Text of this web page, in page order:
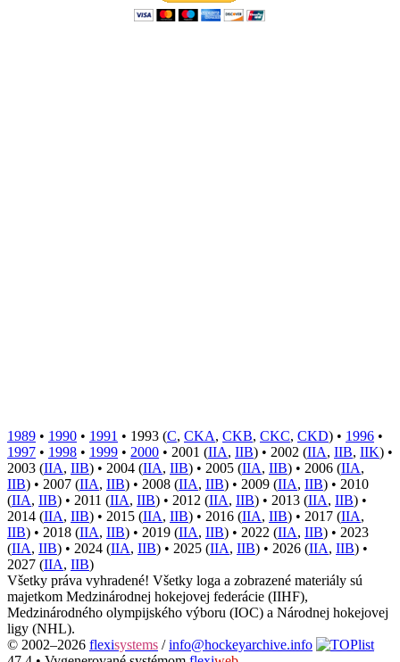
1989 • 1990 • 1991 • 1993 (C, CKA, CKB, CKC, CKD) • 1996 •
1997 • 1998 • 1999 • 2000 • 2001 (IIA, IIB) • 2002 (IIA, IIB, IIK) •
2003 (IIA, IIB) • 2004 (IIA, IIB) • 2005 (IIA, IIB) • 2006 (IIA,
IIB) • 2007 (IIA, IIB) • 2008 (IIA, IIB) • 2009 (IIA, IIB) • 2010
(IIA, IIB) • 2011 (IIA, IIB) • 2012 (IIA, IIB) • 2013 (IIA, IIB) •
2014 (IIA, IIB) • 2015 (IIA, IIB) • 2016 (IIA, IIB) • 2017 (IIA,
IIB) • 2018 (IIA, IIB) • 2019 (IIA, IIB) • 2022 (IIA, IIB) • 2023
(IIA, IIB) • 2024 (IIA, IIB) • 2025 (IIA, IIB) • 2026 (IIA, IIB) •
2027 (IIA, IIB)
Všetky práva vyhradené! Všetky loga a zobrazené materiály sú
majetkom Medzinárodnej hokejovej federácie (IIHF),
Medzinárodného olympijského výboru (IOC) a Národnej hokejovej
ligy (NHL).
© 2002–2026 flexisystems /info@hockeyarchive.info